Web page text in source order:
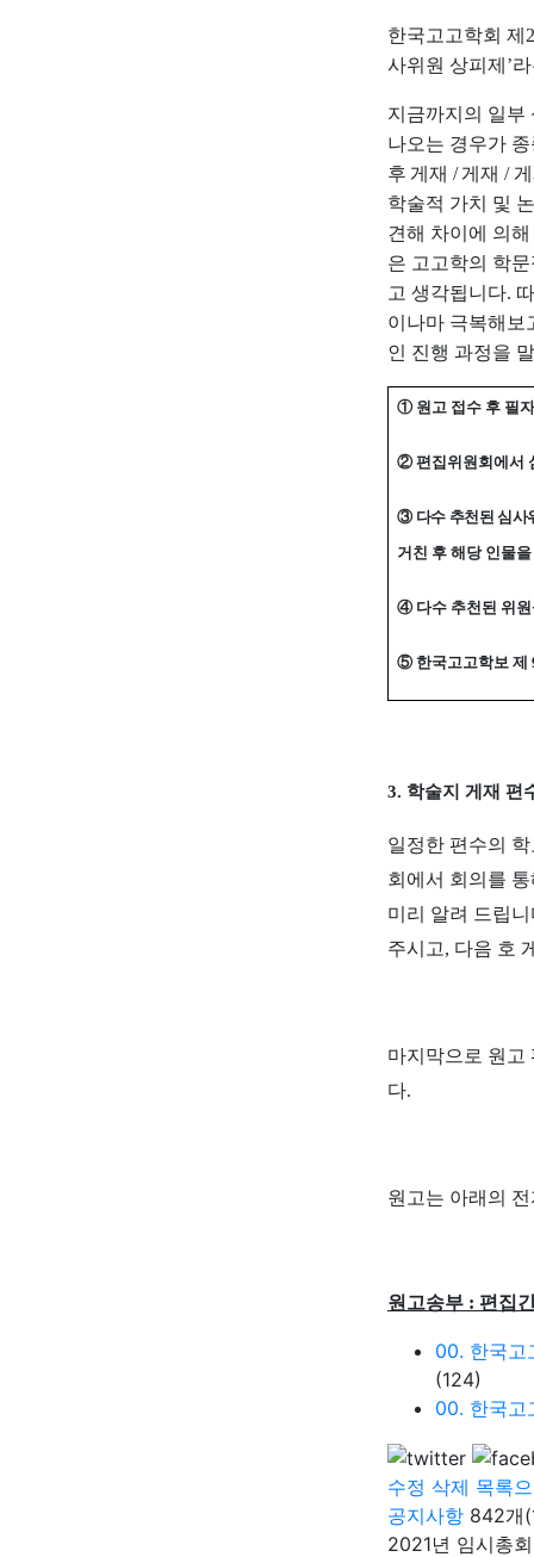
한국고고학회 제
사위원 상피제 ’
지금까지의 일부
나오는 경우가
후 게재 /게재 /
학술적 가치 및
견해 차이에 의
은 고고학의 학
고 생각됩니다.
이나마 극복해보
인 진행 과정을
① 원고 접수 후 필
② 편집위원회에서
③ 다수 추천된 심사
거친 후 해당 인물
④ 다수 추천된 위
⑤ 한국고고학보 제
3. 학술지 게재 편
일정한 편수의
회에서 회의를
미리 알려 드립
주시고, 다음 호
마지막으로 원고
다.
원고는 아래의
원고송부 : 편집
00. 한국고
(124)
00. 한국고
수정 삭제 목록
공지사항 842개
2021년 임시총